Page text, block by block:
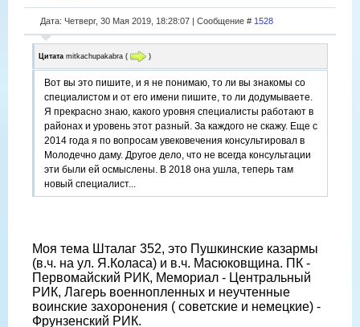
Дата: Четверг, 30 Мая 2019, 18:28:07 | Сообщение # 1528
Цитата mitkachupakabra ( )
Вот вы это пишите, и я не понимаю, то ли вы знакомы со
специалистом и от его имени пишите, то ли додумываете.
Я прекрасно знаю, какого уровня специалисты работают в
районах и уровень этот разный. За каждого не скажу. Еще с
2014 года я по вопросам увековечения консультировал в
Молодечно даму. Другое дело, что не всегда консультации
эти были ей осмыслены. В 2018 она ушла, теперь там
новый специалист...
Моя тема Шталаг 352, это Пушкинские казармы
(в.ч. на ул. Я.Коласа) и в.ч. Масюковщина. ПК -
Первомайский РИК, Мемориал - Центральный
РИК, Лагерь военнопленных и неучтенные
воинские захоронения ( советские и немецкие) -
Фрунзенский РИК.